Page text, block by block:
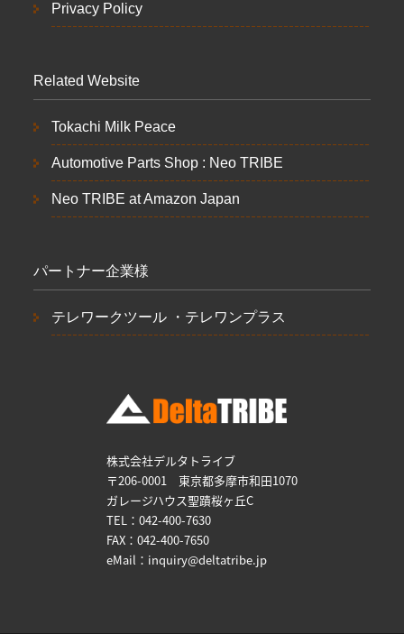
株式会社デルタトライブ
〒206-0001 東京都多摩市和田1070
ガレージハウス聖蹟桜ヶ丘C
TEL：042-400-7630
FAX：042-400-7650
eMail：inquiry@deltatribe.jp
Privacy Policy
Related Website
Tokachi Milk Peace
Automotive Parts Shop : Neo TRIBE
Neo TRIBE at Amazon Japan
パートナー企業様
テレワークツール ・テレワンプラス